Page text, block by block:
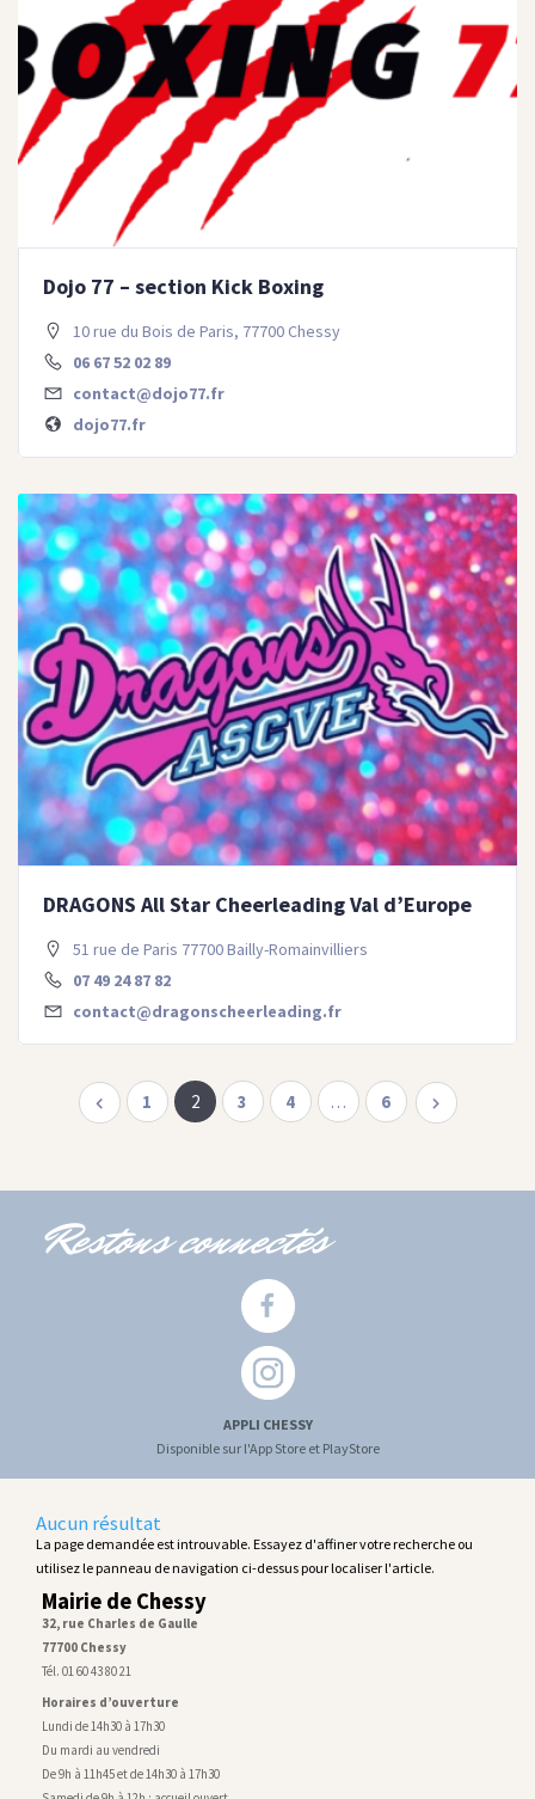
Dojo 77 – section Kick Boxing
10 rue du Bois de Paris, 77700 Chessy
06 67 52 02 89
contact@dojo77.fr
dojo77.fr
DRAGONS All Star Cheerleading Val d’Europe
51 rue de Paris 77700 Bailly-Romainvilliers
07 49 24 87 82
contact@dragonscheerleading.fr
1 2 3 4 … 6
Restons connectés
APPLI CHESSY
Disponible sur l'App Store et PlayStore
Aucun résultat
La page demandée est introuvable. Essayez d'affiner votre recherche ou
utilisez le panneau de navigation ci-dessus pour localiser l'article.
Mairie de Chessy
32, rue Charles de Gaulle
77700 Chessy
Tél. 01 60 43 80 21
Horaires d’ouverture
Lundi de 14h30 à 17h30
Du mardi au vendredi
De 9h à 11h45 et de 14h30 à 17h30